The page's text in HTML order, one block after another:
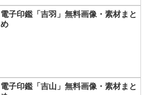
電子印鑑「吉羽」無料画像・素材まと
め
電子印鑑「吉山」無料画像・素材まと